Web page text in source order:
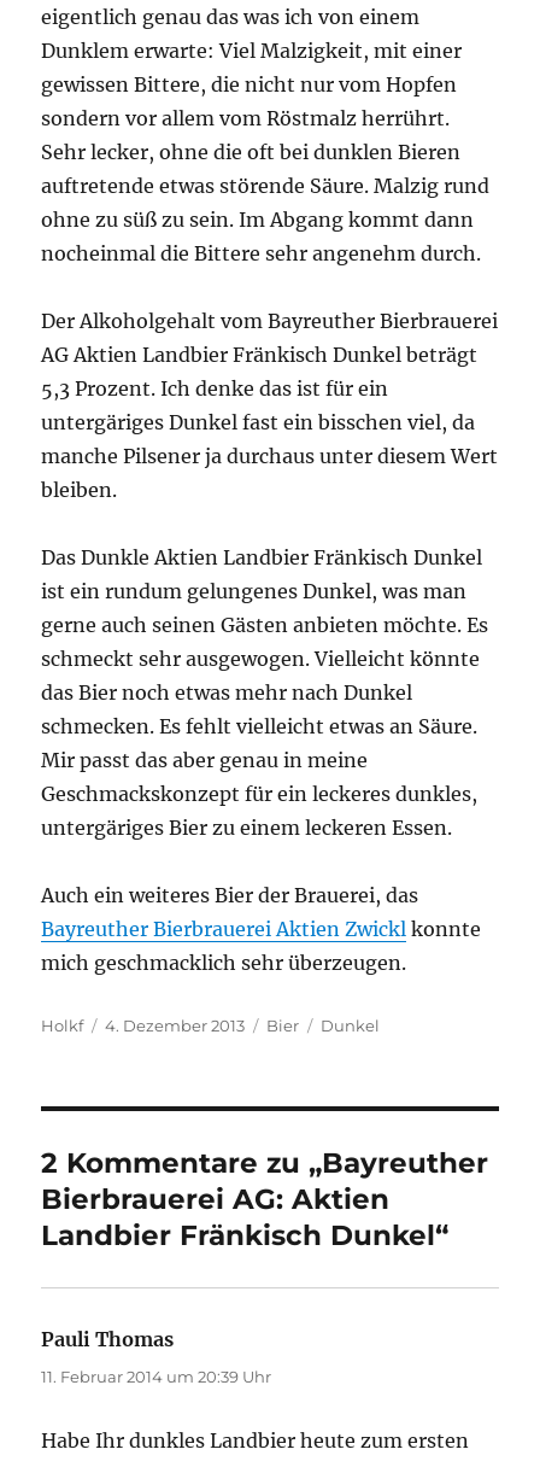
eigentlich genau das was ich von einem
Dunklem erwarte: Viel Malzigkeit, mit einer
gewissen Bittere, die nicht nur vom Hopfen
sondern vor allem vom Röstmalz herrührt.
Sehr lecker, ohne die oft bei dunklen Bieren
auftretende etwas störende Säure. Malzig rund
ohne zu süß zu sein. Im Abgang kommt dann
nocheinmal die Bittere sehr angenehm durch.
Der Alkoholgehalt vom Bayreuther Bierbrauerei
AG Aktien Landbier Fränkisch Dunkel beträgt
5,3 Prozent. Ich denke das ist für ein
untergäriges Dunkel fast ein bisschen viel, da
manche Pilsener ja durchaus unter diesem Wert
bleiben.
Das Dunkle Aktien Landbier Fränkisch Dunkel
ist ein rundum gelungenes Dunkel, was man
gerne auch seinen Gästen anbieten möchte. Es
schmeckt sehr ausgewogen. Vielleicht könnte
das Bier noch etwas mehr nach Dunkel
schmecken. Es fehlt vielleicht etwas an Säure.
Mir passt das aber genau in meine
Geschmackskonzept für ein leckeres dunkles,
untergäriges Bier zu einem leckeren Essen.
Auch ein weiteres Bier der Brauerei, das
Bayreuther Bierbrauerei Aktien Zwickl konnte
mich geschmacklich sehr überzeugen.
Autor
Holkf
Veröffentlicht
4. Dezember 2013 Kategorien
Bier Schlagwörter
Dunkel
2 Kommentare zu „Bayreuther
Bierbrauerei AG: Aktien
Landbier Fränkisch Dunkel“
Pauli Thomas
11. Februar 2014 um 20:39 Uhr
Habe Ihr dunkles Landbier heute zum ersten